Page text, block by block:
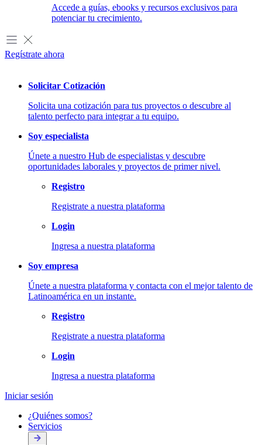
Desarrollo de Software
Creamos soluciones digitales personalizadas para tus
Accede a guías, ebooks y recursos exclusivos para
potenciar tu crecimiento.
Regístrate ahora
Solicitar Cotización
Solicita una cotización para tus proyectos o descubre al
talento perfecto para integrar a tu equipo.
Soy especialista
Únete a nuestro Hub de especialistas y descubre
oportunidades laborales y proyectos de primer nivel.
Registro
Registrate a nuestra plataforma
Login
Ingresa a nuestra plataforma
Soy empresa
Únete a nuestra plataforma y contacta con el mejor talento de
Latinoamérica en un instante.
Registro
Registrate a nuestra plataforma
Login
Ingresa a nuestra plataforma
Iniciar sesión
¿Quiénes somos?
Servicios